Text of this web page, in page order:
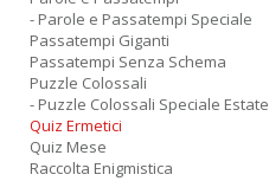
- Parole e Passatempi Speciale
Passatempi Giganti
Passatempi Senza Schema
Puzzle Colossali
- Puzzle Colossali Speciale Estate
Quiz Ermetici
Quiz Mese
Raccolta Enigmistica